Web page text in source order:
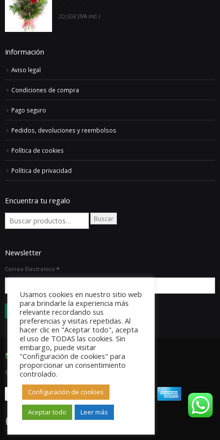
out
20,00€ (IVA incl.)
Información
Aviso legal
Condiciones de compra
Pago seguro
Pedidos, devoluciones y reembolsos
Política de cookies
Política de privacidad
Encuentra tu regalo
Buscar
Newsletter
Correo Electrónico *
© Copyright 2023. Todos los derechos reservados.
Usamos cookies en nuestro sitio web
para brindarle la experiencia más
relevante recordando sus
preferencias y visitas repetidas. Al
hacer clic en "Aceptar todo", acepta
el uso de TODAS las cookies. Sin
embargo, puede visitar
"Configuración de cookies" para
proporcionar un consentimiento
controlado.
Configuración de cookies
Aceptar todo Leer más